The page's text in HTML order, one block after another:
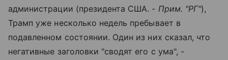
администрации (президента США. - Прим. "РГ"),
Трамп уже несколько недель пребывает в
подавленном состоянии. Один из них сказал, что
негативные заголовки "сводят его с ума", -